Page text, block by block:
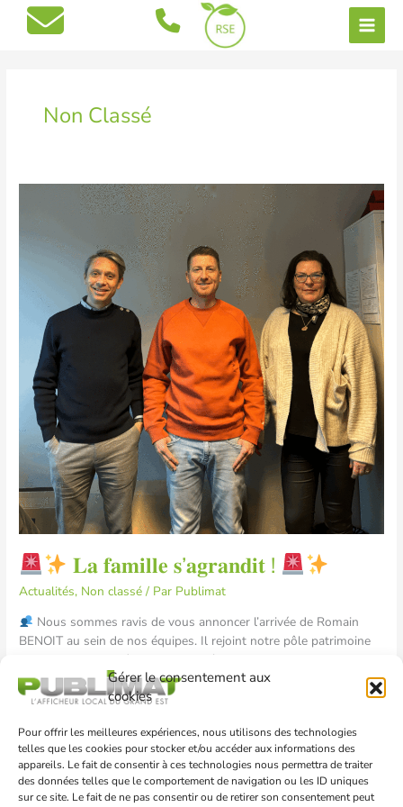
Gérer le consentement aux
cookies
Pour offrir les meilleures expériences, nous utilisons des technologies
telles que les cookies pour stocker et/ou accéder aux informations des
appareils. Le fait de consentir à ces technologies nous permettra de traiter
des données telles que le comportement de navigation ou les ID uniques
sur ce site. Le fait de ne pas consentir ou de retirer son consentement peut
Non Classé
𝐋𝐚 𝐟𝐚𝐦𝐢𝐥𝐥𝐞 𝐬’𝐚𝐠𝐫𝐚𝐧𝐝𝐢𝐭 !
Actualités, Non classé / Par Publimat
Nous sommes ravis de vous annoncer l’arrivée de Romain
BENOIT au sein de nos équipes. Il rejoint notre pôle patrimoine
et sera accompagné par Jean-Benoît et Sandrine tout au long de
son aventure chez Publimat.
𝐋𝐚
𝐟𝐚𝐦𝐢𝐥𝐥𝐞
𝐬’𝐚𝐠𝐫𝐚𝐧𝐝𝐢𝐭